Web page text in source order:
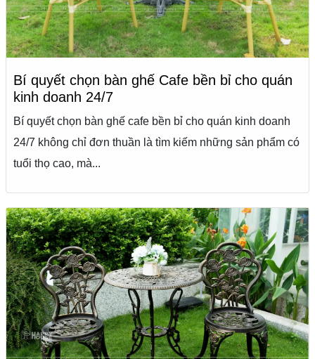
Bí quyết chọn bàn ghế Cafe bền bỉ cho quán
kinh doanh 24/7
Bí quyết chọn bàn ghế cafe bền bỉ cho quán kinh doanh
24/7 không chỉ đơn thuần là tìm kiếm những sản phẩm có
tuổi thọ cao, mà...